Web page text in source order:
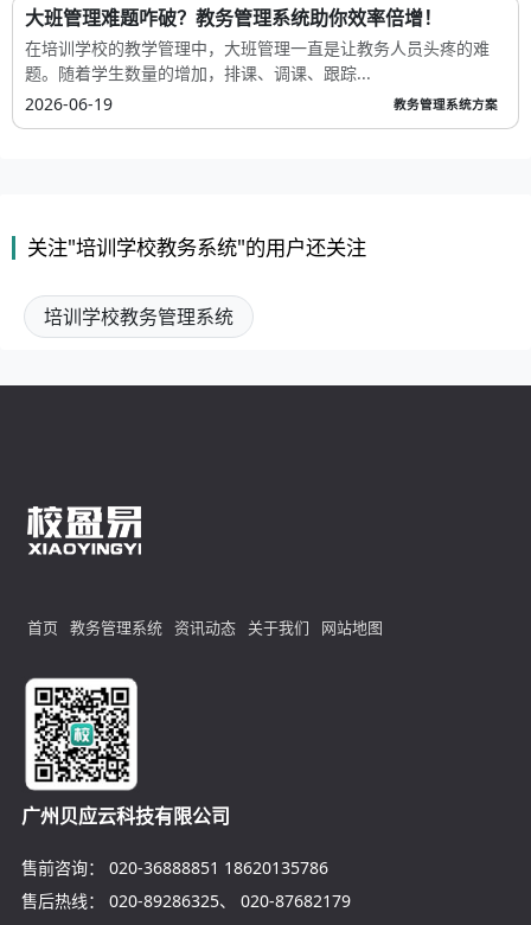
大班管理难题咋破？教务管理系统助你效率倍增！
在培训学校的教学管理中，大班管理一直是让教务人员头疼的难
题。随着学生数量的增加，排课、调课、跟踪...
2026-06-19
教务管理系统方案
关注"培训学校教务系统"的用户还关注
培训学校教务管理系统
首页 教务管理系统 资讯动态 关于我们 网站地图
广州贝应云科技有限公司
售前咨询： 020-36888851 18620135786
售后热线：
020-89286325、 020-87682179